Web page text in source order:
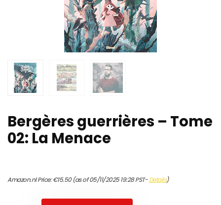
Bergères guerrières – Tome
02: La Menace
Amazon.nl Price:€15.50(as of 05/11/2025 19:28 PST-Details)